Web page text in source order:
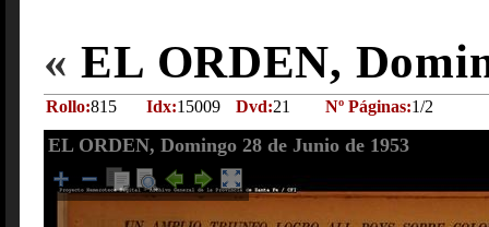
« EL ORDEN,
Rollo:815 Idx:15009 Dvd:21 Nº Páginas:1/2
EL ORDEN, Domingo 28 de Junio de 1953